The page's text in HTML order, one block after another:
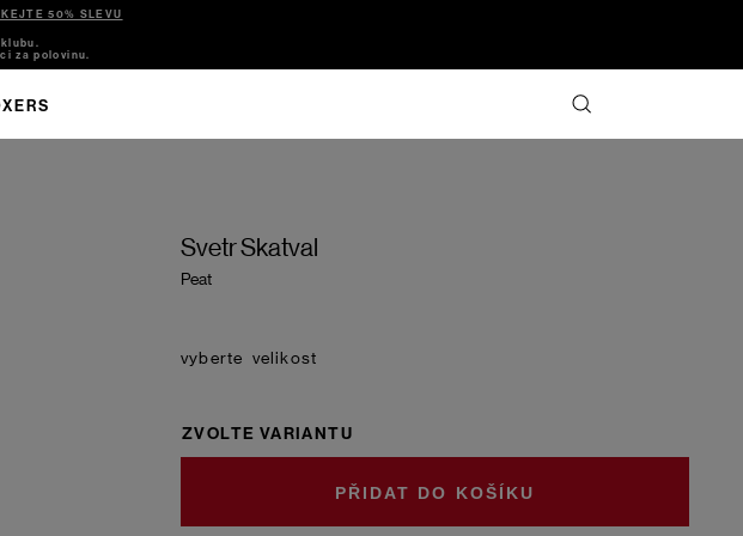
50% SLEVU
za polovinu.
Svetr Skatval
Peat
velikost
ZVOLTE VARIANTU
DO KOŠÍKU